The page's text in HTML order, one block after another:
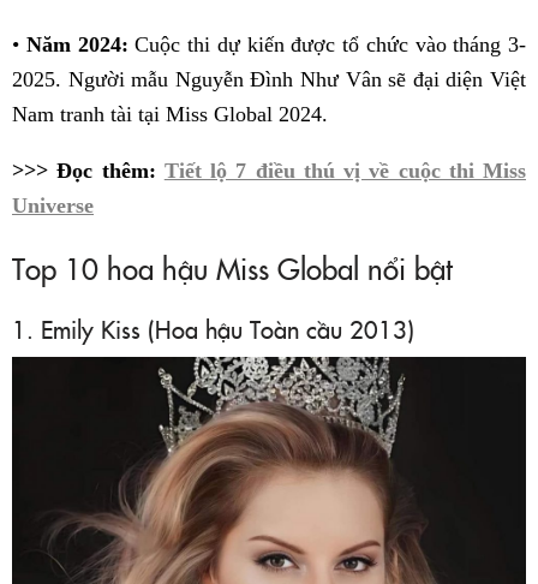
• Năm 2024: Cuộc thi dự kiến được tổ chức vào tháng 3-
2025. Người mẫu Nguyễn Đình Như Vân sẽ đại diện Việt
Nam tranh tài tại Miss Global 2024.
>>> Đọc thêm: Tiết lộ 7 điều thú vị về cuộc thi Miss
Universe
Top 10 hoa hậu Miss Global nổi bật
1. Emily Kiss (Hoa hậu Toàn cầu 2013)